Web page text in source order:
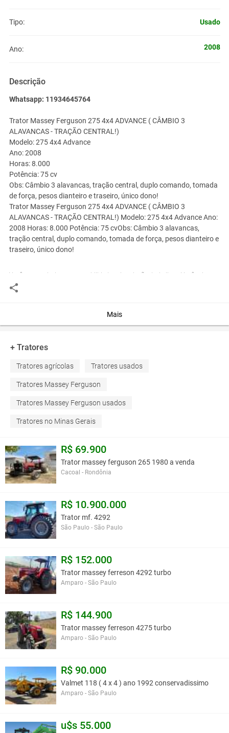
Tipo: Usado
Ano: 2008
Descrição
Whatsapp: 11934645764
Trator Massey Ferguson 275 4x4 ADVANCE ( CÂMBIO 3
ALAVANCAS - TRAÇÃO CENTRAL!)
Modelo: 275 4x4 Advance
Ano: 2008
Horas: 8.000
Potência: 75 cv
Obs: Câmbio 3 alavancas, tração central, duplo comando, tomada
de força, pesos dianteiro e traseiro, único dono!
Trator Massey Ferguson 275 4x4 ADVANCE ( CÂMBIO 3
ALAVANCAS - TRAÇÃO CENTRAL!) Modelo: 275 4x4 Advance Ano:
2008 Horas: 8.000 Potência: 75 cvObs: Câmbio 3 alavancas,
tração central, duplo comando, tomada de força, pesos dianteiro e
traseiro, único dono!
Você assume toda a responsabilidade pela cotação deste item. Você acha que
este anúncio é contra a política de Agroads?
Mais
+ Tratores
Tratores agrícolas Tratores usados
Tratores Massey Ferguson
Tratores Massey Ferguson usados
Tratores no Minas Gerais
R$ 69.900
Trator massey ferguson 265 1980 a venda
Cacoal - Rondônia
R$ 10.900.000
Trator mf. 4292
São Paulo - São Paulo
R$ 152.000
Trator massey ferreson 4292 turbo
Amparo - São Paulo
R$ 144.900
Trator massey ferreson 4275 turbo
Amparo - São Paulo
R$ 90.000
Valmet 118 ( 4 x 4 ) ano 1992 conservadissimo
Amparo - São Paulo
u$s 55.000